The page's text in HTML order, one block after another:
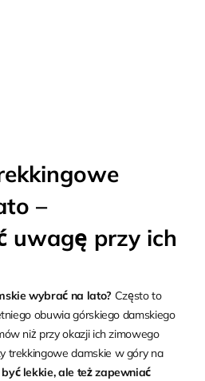
–
uwagę przy ich
wybrać na lato? Często to
obuwia górskiego damskiego
niż przy okazji ich zimowego
trekkingowe damskie w góry na
lekkie, ale też zapewniać